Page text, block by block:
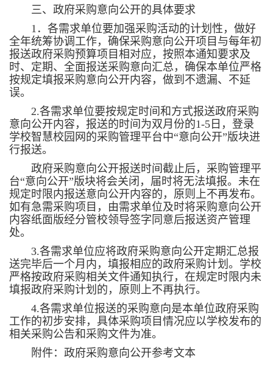
三、政府采购意向公开的具体要求
1．各需求单位要加强采购活动的计划性，做好
全年统筹协调工作，确保采购意向公开项目与每年初
报送政府采购预算项目相对应，按照本通知要求及
时、定期、全面报送采购意向汇总，确保本单位严格
按规定填报采购意向公开内容，做到不遗漏、不延
误。
2.各需求单位要按规定时间和方式报送政府采购
意向公开内容，报送的时间为双月份的1-5日，登录
学校智慧校园网的采购管理平台中“意向公开”版块进
行报送。
政府采购意向公开报送时间截止后，采购管理平
台“意向公开”版块将会关闭，届时将无法填报。未在
规定时限内报送意向公开内容的，原则上不再发布。
如有急需采购项目，由需求单位及时将采购意向公开
内容纸面版经分管校领导签字同意后报送资产管理
处。
3.各需求单位应将政府采购意向公开定期汇总报
送完毕后一个月内，填报相应的政府采购计划。学校
严格按政府采购相关文件通知执行，在规定时限内未
填报政府采购计划的，原则上不再执行。
4.各需求单位报送的采购意向是本单位政府采购
工作的初步安排，具体采购项目情况应以学校发布的
相关采购公告和采购文件为准。
附件：政府采购意向公开参考文本